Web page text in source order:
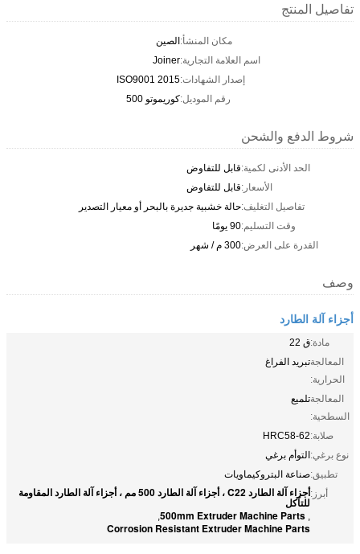
تفاصيل المنتج
مكان المنشأ:الصين
اسم العلامة التجارية:Joiner
إصدار الشهادات:ISO9001 2015
رقم الموديل:كوريموتو 500
شروط الدفع والشحن
الحد الأدنى لكمية:قابل للتفاوض
الأسعار:قابل للتفاوض
تفاصيل التغليف:حالة خشبية جديرة بالبحر أو معيار التصدير
وقت التسليم:90 يومًا
القدرة على العرض:300 م / شهر
وصف
أجزاء آلة الطارد
مادة:ق 22
المعالجة
الحرارية:
تبريد الفراغ
المعالجة
السطحية:
تلميع
صلابة:HRC58-62
نوع برغي:التوأم برغي
تطبيق:صناعة البتروكيماويات
أبرز:
أجزاء آلة الطارد C22 ، أجزاء آلة الطارد 500 مم ، أجزاء آلة الطارد المقاومة
للتآكل
,
500mm Extruder Machine Parts
,
Corrosion Resistant Extruder Machine Parts